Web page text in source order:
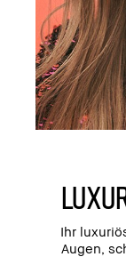
Ihr
Augen,